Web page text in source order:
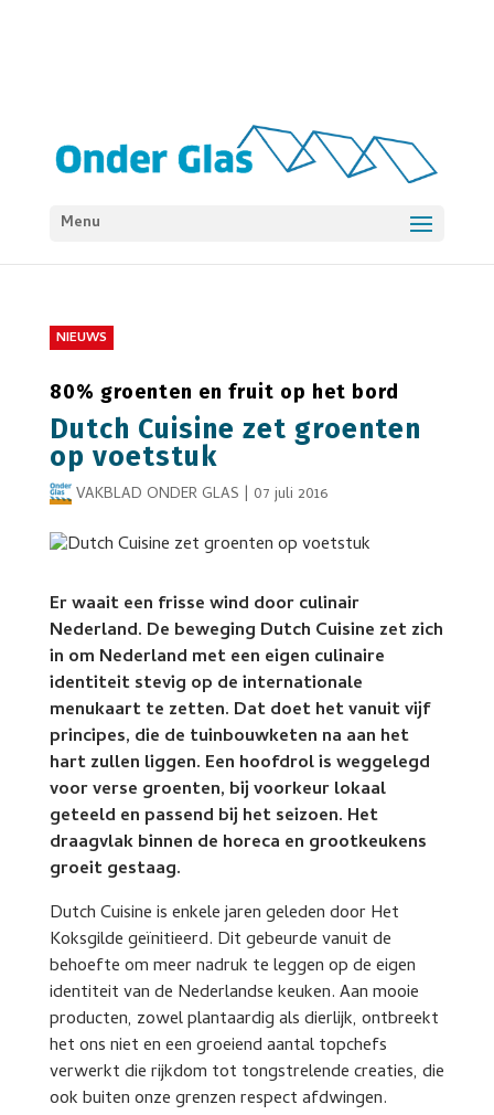
Menu
NIEUWS
80% groenten en fruit op het bord
Dutch Cuisine zet groenten
op voetstuk
VAKBLAD ONDER GLAS | 07 juli 2016
Er waait een frisse wind door culinair
Nederland. De beweging Dutch Cuisine zet zich
in om Nederland met een eigen culinaire
identiteit stevig op de internationale
menukaart te zetten. Dat doet het vanuit vijf
principes, die de tuinbouwketen na aan het
hart zullen liggen. Een hoofdrol is weggelegd
voor verse groenten, bij voorkeur lokaal
geteeld en passend bij het seizoen. Het
draagvlak binnen de horeca en grootkeukens
groeit gestaag.
Dutch Cuisine is enkele jaren geleden door Het
Koksgilde geïnitieerd. Dit gebeurde vanuit de
behoefte om meer nadruk te leggen op de eigen
identiteit van de Nederlandse keuken. Aan mooie
producten, zowel plantaardig als dierlijk, ontbreekt
het ons niet en een groeiend aantal topchefs
verwerkt die rijkdom tot tongstrelende creaties, die
ook buiten onze grenzen respect afdwingen.